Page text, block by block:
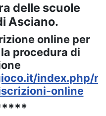
delle scuole
Asciano.
online per
procedura di
index.php/
online